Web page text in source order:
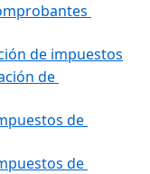
de impuestos
de
de
de